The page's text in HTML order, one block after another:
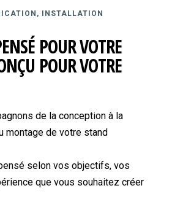
INSTALLATION
POUR VOTRE
POUR VOTRE
de la conception à la
montage de votre stand
selon vos objectifs, vos
que vous souhaitez créer